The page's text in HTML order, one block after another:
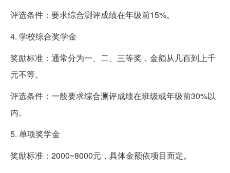
评选条件：要求综合测评成绩在年级前15%。
4. 学校综合奖学金
奖励标准：通常分为一、二、三等奖，金额从几百到上千
元不等。
评选条件：一般要求综合测评成绩在班级或年级前30%以
内。
5. 单项奖学金
奖励标准：2000~8000元，具体金额依项目而定。